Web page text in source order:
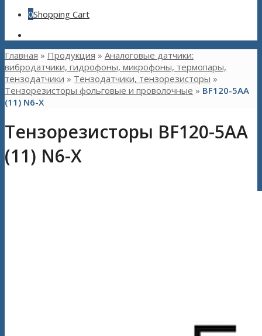
0Shopping Cart
Главная » Продукция » Аналоговые датчики:
вибродатчики, гидрофоны, микрофоны, термопары,
тензодатчики » Тензодатчики, тензорезисторы »
Тензорезисторы фольговые и проволочные » BF120-5AA
(11) N6-X
Тензорезисторы BF120-5AA
(11) N6-X